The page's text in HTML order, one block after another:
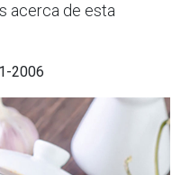
acerca de esta
2006